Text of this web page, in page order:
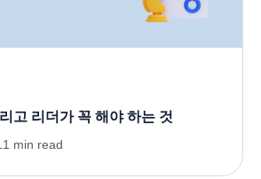
고 리더가 꼭 해야 하는 것
min read